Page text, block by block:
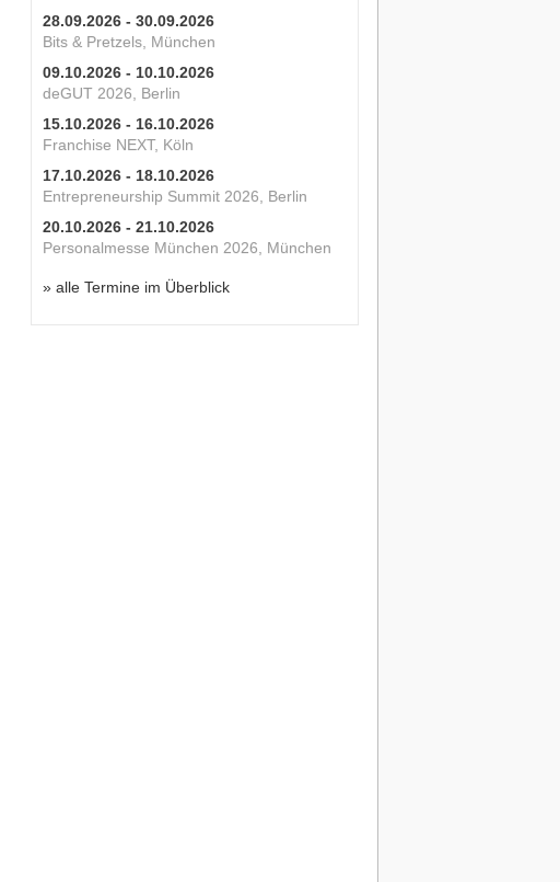
28.09.2026 - 30.09.2026
Bits & Pretzels, München
09.10.2026 - 10.10.2026
deGUT 2026, Berlin
15.10.2026 - 16.10.2026
Franchise NEXT, Köln
17.10.2026 - 18.10.2026
Entrepreneurship Summit 2026, Berlin
20.10.2026 - 21.10.2026
Personalmesse München 2026, München
» alle Termine im Überblick